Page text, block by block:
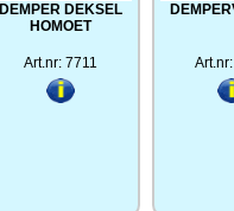
DEMPER DEKSEL
HOMOET
Art.nr: 7711